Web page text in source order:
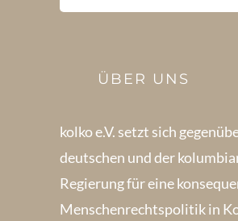
ÜBER UNS
kolko e.V. setzt sich
deutschen und der
Regierung für eine
Menschenrechts­politik in